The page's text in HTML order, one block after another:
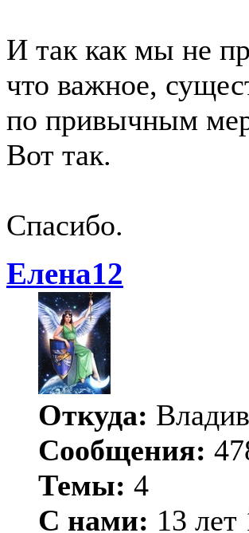
И так как мы не
что важное,
по привычным
Вот так.
Спасибо.
Елена12
Откуда:
Сообщения:
Темы: 4
С нами: 13 лет